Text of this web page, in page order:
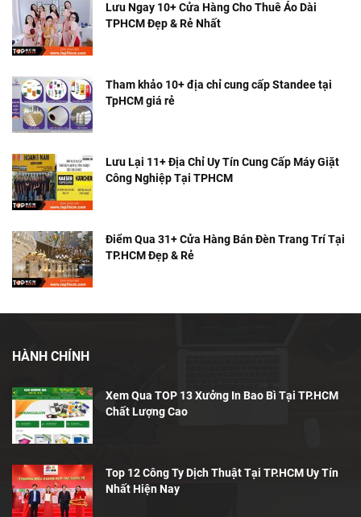
Lưu Ngay 10+ Cửa Hàng Cho Thuê Áo Dài
TPHCM Đẹp & Rẻ Nhất
Tham khảo 10+ địa chỉ cung cấp Standee tại
TpHCM giá rẻ
Lưu Lại 11+ Địa Chỉ Uy Tín Cung Cấp Máy Giặt
Công Nghiệp Tại TPHCM
Điểm Qua 31+ Cửa Hàng Bán Đèn Trang Trí Tại
TP.HCM Đẹp & Rẻ
HÀNH CHÍNH
Xem Qua TOP 13 Xưởng In Bao Bì Tại TP.HCM
Chất Lượng Cao
Top 12 Công Ty Dịch Thuật Tại TP.HCM Uy Tín
Nhất Hiện Nay